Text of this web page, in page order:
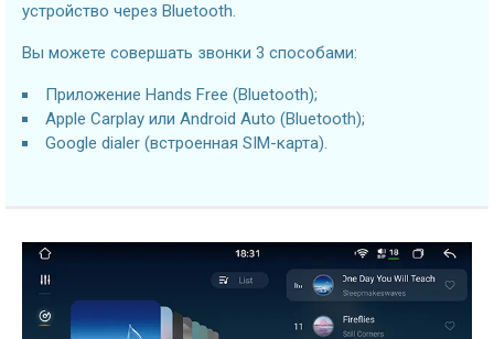
устройство через Bluetooth.
Вы можете совершать звонки 3 способами:
Приложение Hands Free (Bluetooth);
Apple Carplay или Android Auto (Bluetooth);
Google dialer (встроенная SIM-карта).